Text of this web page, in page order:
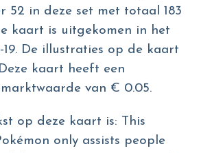
52 in deze set met totaal 183
kaart is uitgekomen in het
19. De illustraties op de kaart
kaart heeft een
van € 0.05.
op deze kaart is: This
only assists people